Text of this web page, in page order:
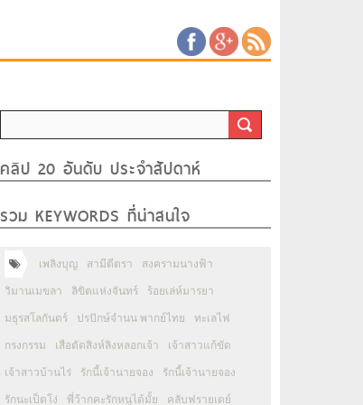
คลิป 20 อันดับ ประจำสัปดาห์
รวม KEYWORDS ที่น่าสนใจ
เพลิงบุญ สามีตีตรา สงครามนางฟ้า
วิมานเมขลา ลิขิตแห่งจันทร์ ร้อยเล่ห์มารยา
มธุรสโลกันตร์ ปรปักษ์จำนน พากย์ไทย ทะเลไฟ
กรงกรรม เสือตัดสิงห์ลิงหลอกเจ้า เจ้าสาวแก้ขัด
เจ้าสาวบ้านไร่ รักนี้เจ้านายจอง รักนี้เจ้านายจอง
รักนะเป็ดโง่ พี่ว้ากคะรักหนูได้มั้ย คลับฟรายเดย์